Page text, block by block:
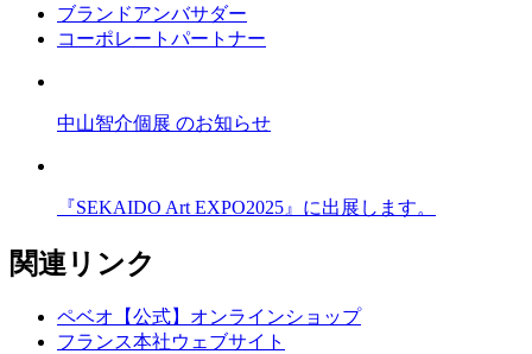
ブランドアンバサダー
コーポレートパートナー
中山智介個展 のお知らせ
『SEKAIDO Art EXPO2025』に出展します。
関連リンク
ペベオ【公式】オンラインショップ
フランス本社ウェブサイト